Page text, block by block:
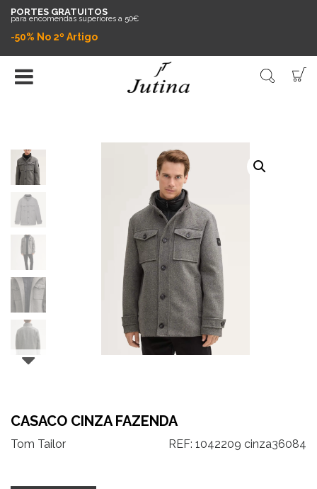
PORTES GRATUITOS
para encomendas superiores a 50€
-50% No 2º Artigo
CASACO CINZA FAZENDA
Tom Tailor REF: 1042209 cinza36084